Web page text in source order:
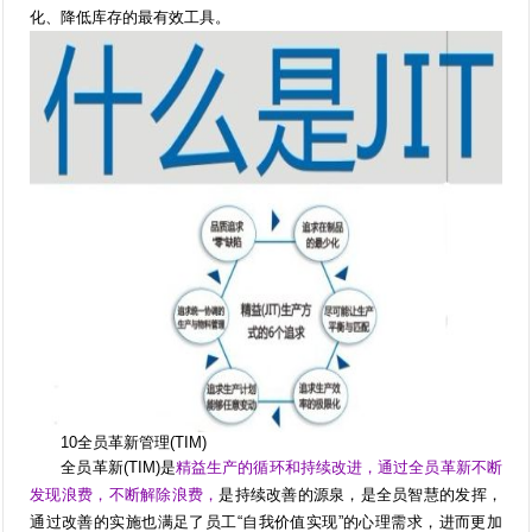
化、降低库存的最有效工具。
10全员革新管理(TIM)
全员革新(TIM)是精益生产的循环和持续改进，通过全员革新不断
发现浪费，不断解除浪费，是持续改善的源泉，是全员智慧的发挥，
通过改善的实施也满足了员工“自我价值实现”的心理需求，进而更加